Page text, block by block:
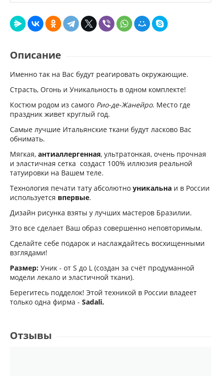
Описание
Именно так на Вас будут реагировать окружающие.
Страсть, Огонь и Уникальность в одном комплекте!
Костюм родом из самого Рио-де-Жанейро. Место где
праздник живет круглый год.
Самые лучшие Итальянские ткани будут ласково Вас
обнимать.
Мягкая, антиаллергенная, ультратонкая, очень прочная
и эластичная сетка создаст 100% иллюзия реальной
татуировки на Вашем теле.
Технология печати тату абсолютно уникальна и в России
используется впервые.
Дизайн рисунка взяты у лучших мастеров Бразилии.
Это все сделает Ваш образ совершенно неповторимым.
Сделайте себе подарок и наслаждайтесь восхищенными
взглядами!
Размер: Уник - от S до L (создан за счёт продуманной
модели лекало и эластичной ткани).
Берегитесь подделок! Этой техникой в России владеет
только одна фирма - Sadali.
Отзывы